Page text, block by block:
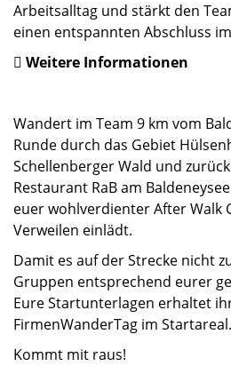
Arbeitsalltag und stärkt den
einen entspannten Abschluss
Weitere Informationen
Wandert im Team 9 km vom
Runde durch das Gebiet
Schellenberger Wald und
Restaurant RaB am
euer wohlverdienter After Walk
Verweilen einlädt.
Damit es auf der Strecke nicht
Gruppen entsprechend eurer
Eure Startunterlagen erhaltet
FirmenWanderTag im Startareal.
Kommt mit raus!